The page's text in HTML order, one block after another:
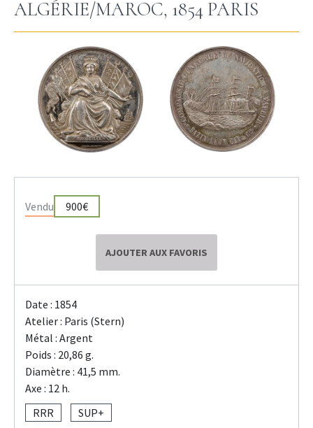
ALGÉRIE/MAROC, 1854 PARIS
Vendu 900€
AJOUTER AUX FAVORIS
Date : 1854
Atelier : Paris (Stern)
Métal : Argent
Poids : 20,86 g.
Diamètre : 41,5 mm.
Axe : 12 h.
RRR
SUP+